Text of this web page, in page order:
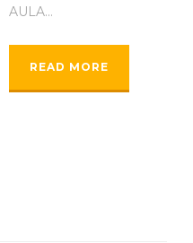
AULA...
READ MORE